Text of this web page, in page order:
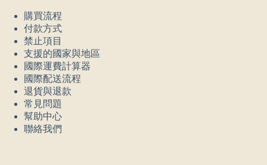
購買流程
付款方式
禁止項目
支援的國家與地區
國際運費計算器
國際配送流程
退貨與退款
常見問題
幫助中心
聯絡我們